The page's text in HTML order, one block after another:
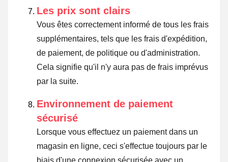
Les prix sont clairs
Vous êtes correctement informé de tous les frais
supplémentaires, tels que les frais d'expédition,
de paiement, de politique ou d'administration.
Cela signifie qu'il n'y aura pas de frais imprévus
par la suite.
Environnement de paiement
sécurisé
Lorsque vous effectuez un paiement dans un
magasin en ligne, ceci s'effectue toujours par le